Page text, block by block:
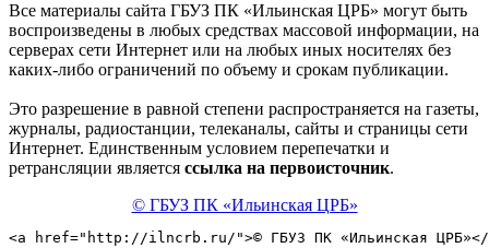
Все материалы сайта ГБУЗ ПК «Ильинская ЦРБ» могут быть
воспроизведены в любых средствах массовой информации, на
серверах сети Интернет или на любых иных носителях без
каких-либо ограничений по объему и срокам публикации.
Это разрешение в равной степени распространяется на газеты,
журналы, радиостанции, телеканалы, сайты и страницы сети
Интернет. Единственным условием перепечатки и
ретрансляции является ссылка на первоисточник.
© ГБУЗ ПК «Ильинская ЦРБ»
<a href="http://ilncrb.ru/">© ГБУЗ ПК «Ильинская ЦРБ»</